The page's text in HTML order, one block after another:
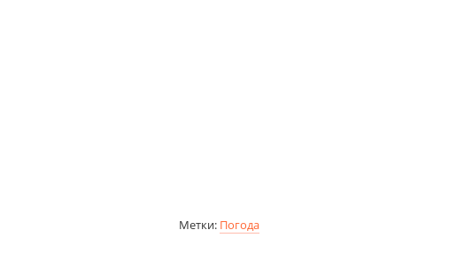
Метки: Погода